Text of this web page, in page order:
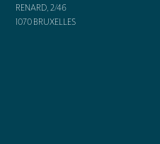
RENARD, 2/46
1070BRUXELLES